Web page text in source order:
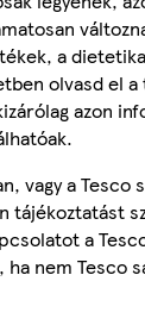
a
olvasd el
azon
vagy a Tesco
tájékoztatást
a
nem Tesco